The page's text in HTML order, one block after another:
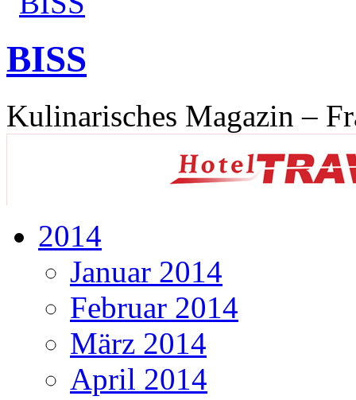
BISS
Kulinarisches Magazin –
2014
Januar 2014
Februar 2014
März 2014
April 2014